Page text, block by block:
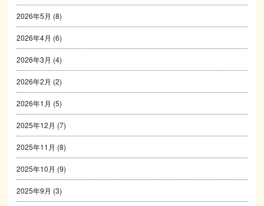
2026年5月 (8)
2026年4月 (6)
2026年3月 (4)
2026年2月 (2)
2026年1月 (5)
2025年12月 (7)
2025年11月 (8)
2025年10月 (9)
2025年9月 (3)